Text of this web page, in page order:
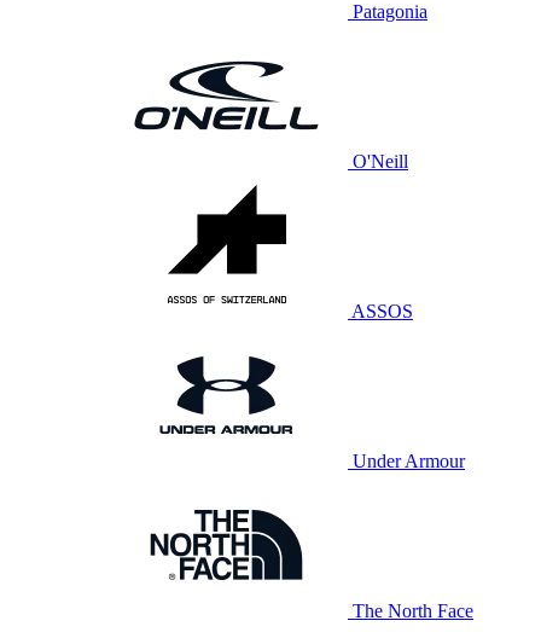
Patagonia
O'Neill
ASSOS
Under Armour
The North Face